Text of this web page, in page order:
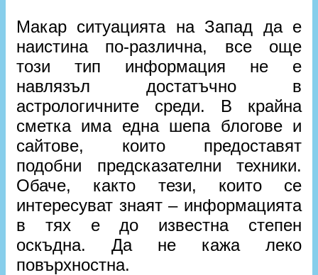
Макар ситуацията на Запад да е
наистина по-различна, все още
този тип информация не е
навлязъл достатъчно в
астрологичните среди. В крайна
сметка има една шепа блогове и
сайтове, които предоставят
подобни предсказателни техники.
Обаче, както тези, които се
интересуват знаят – информацията
в тях е до известна степен
оскъдна. Да не кажа леко
повърхностна.